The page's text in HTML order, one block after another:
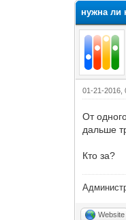
нужна ли
01-21-2016,
От
дальше
Кто за?
Website